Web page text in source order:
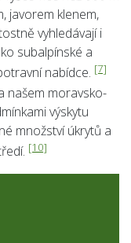
javorem klenem,
vyhledávají i
subalpínské a
nabídce. [7]
našem moravsko-
výskytu
množství úkrytů a
[10]